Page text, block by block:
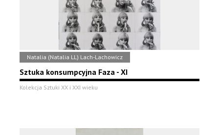
Natalia (Natalia LL) Lach-Lachowicz
Sztuka konsumpcyjna Faza - XI
Kolekcja Sztuki XX i XXI wieku